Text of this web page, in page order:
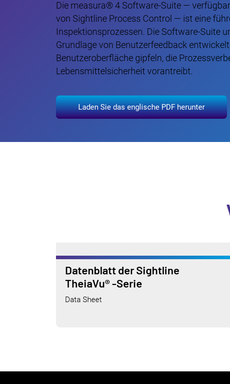
Die measura® 4 Software-Suite —
von Sightline Process Control — ist eine
Inspektionsprozessen. Die Software-Suite
Grundlage von Benutzerfeedback
Benutzeroberfläche gipfeln, die
Lebensmittelsicherheit vorantreibt.
Laden Sie das englische PDF herunter
Datenblatt der Sightline
TheiaVu® -Serie
Data Sheet